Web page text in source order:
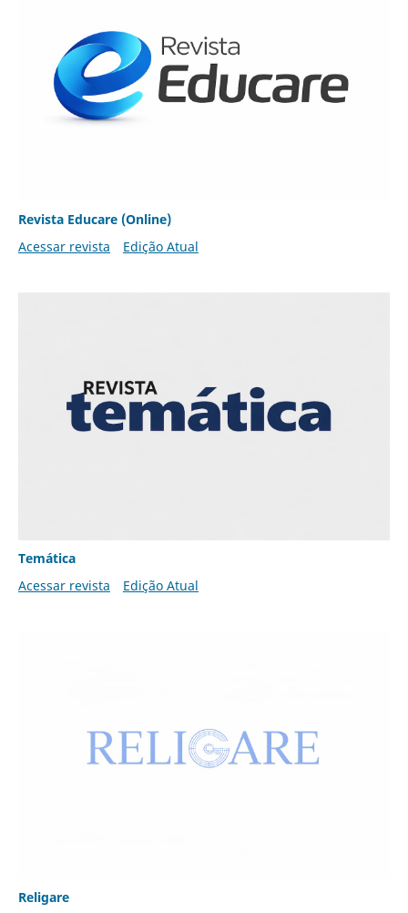
Revista Educare (Online)
Acessar revista
Edição Atual
Temática
Acessar revista
Edição Atual
Religare